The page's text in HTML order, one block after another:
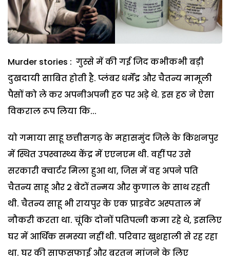
Murder stories : गुस्से में की गई जिद कभीकभी बड़ी
दुखदायी साबित होती है. प्लंबर धर्मेंद्र और चैतन्य मामूली
पैसों को ले कर अपनीअपनी हठ पर अड़े थे. इस हठ ने ऐसा
विकराल रूप लिया कि...
यो गमाया साहू छत्तीसगढ़ के महासमुंद जिले के किशनपुर
में स्थित उपस्वास्थ्य केंद्र में एएनएम थी. वहीं पर उसे
सरकारी क्वार्टर मिला हुआ था, जिस में वह अपने पति
चैतन्य साहू और 2 बेटों तन्मय और कुणाल के साथ रहती
थी. चैतन्य साहू भी रायपुर के एक प्राइवेट अस्पताल में
नौकरी करता था. चूंकि दोनों पतिपत्नी कमा रहे थे, इसलिए
घर में आर्थिक समस्या नहीं थी. परिवार खुशहाली से रह रहा
था. घर की साफसफाई और बरतन मांजने के लिए